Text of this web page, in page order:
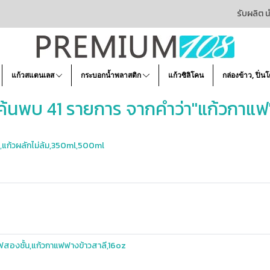
รับผลิต
แก้วสแตนเลส กระบอกน้ำพลาสติก แก้วซิลิโคน กล่องข้าว, ปิ่น
นพบ 41 รายการ จากคำว่า"แก้วกาแ
ก้วผลักไม่ล้ม,350ml,500ml
องชั้น,แก้วกาแฟฟางข้าวสาลี,16oz